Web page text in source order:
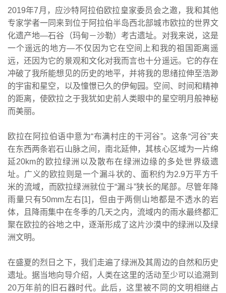
2019年7月，应沙特阿拉伯欧拉皇家委员会之邀，我和其他
专家学者一同来到位于阿拉伯半岛西北部城市欧拉的世界文
化遗产地—石谷（玛甸－沙勒）考古遗址。对我来说，这是
一个遥远的地方—不仅因为它在空间上和我的祖国距离遥
远，还因为它的景观和文化对我而言也十分遥远。它的存在
冲破了我所能想见的历史的地平，并将我的思绪拉伸至浩渺
的宇宙和星空，以及憧憬已久的伊甸园。空间、时间和精神
的距离，使欧拉之于我犹如史前人类眼中的星空明月般神秘
而美丽。
欧拉在阿拉伯语中意为“布满村庄的干河谷”。这条“河谷”夹
在东西两条岩石山脉之间，南北延伸，其核心区域为一片绵
延20km的欧拉绿洲以及散布在绿洲边缘的多处世界级遗
址。广义的欧拉则是一个漏斗状的、面积约为2.9万平方千
米的流域，而欧拉绿洲就位于“漏斗”狭长的尾部。尽管年降
雨量只有50mm左右[1]，但由于两侧山地都是不透水的岩
体，且降雨集中在冬季的几天之内，流域内的雨水最终都汇
聚在欧拉的谷地之中，逐渐形成了这片沙漠中的绿洲以及绿
洲文明。
在盛夏的烈日之下，我们走遍了绿洲及其周边的自然和历史
遗址。据当地向导介绍，人类在这里的活动至少可以追溯到
20万年前的旧石器时代。此后，这里被不同的文明相继占